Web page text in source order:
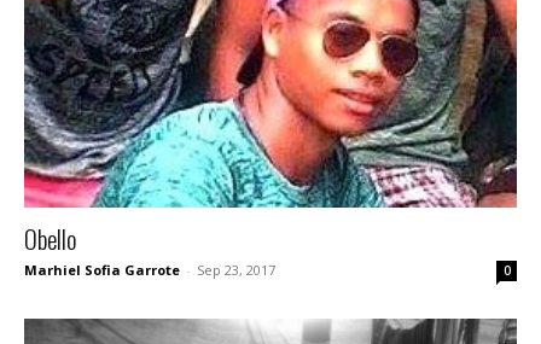
Obello
Marhiel Sofia Garrote - Sep 23, 2017 0